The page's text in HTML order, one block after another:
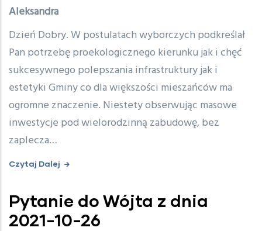
Aleksandra
Dzień Dobry. W postulatach wyborczych podkreślał
Pan potrzebę proekologicznego kierunku jak i chęć
sukcesywnego polepszania infrastruktury jak i
estetyki Gminy co dla większości mieszańców ma
ogromne znaczenie. Niestety obserwując masowe
inwestycje pod wielorodzinną zabudowę, bez
zaplecza…
Czytaj Dalej
Pytanie do Wójta z dnia
2021-10-26